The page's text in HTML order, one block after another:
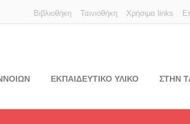
Χρήσιμα links
Ταινιοθήκη
Βιβλιοθήκη
ΕΚΠΑΙΔΕΥΤΙΚΟ ΥΛΙΚΟ ΣΤΗΝ